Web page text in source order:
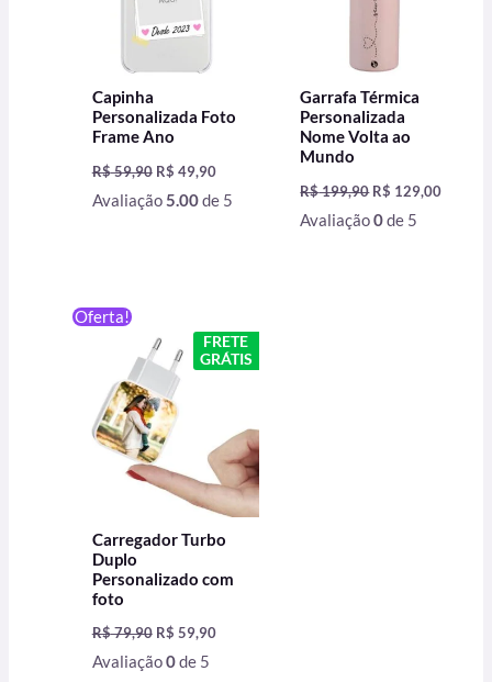
Capinha
Personalizada Foto
Frame Ano
R$59,90 R$ 49,90
Avaliação5.00de 5
Garrafa Térmica
Personalizada
Nome Volta ao
Mundo
R$199,90 R$ 129,00
Avaliação0de 5
Oferta!
FRETE
GRÁTIS
Carregador Turbo
Duplo
Personalizado com
foto
R$79,90
original
era:
R$ 79,90.
R$ 59,90
preço
atual
é:
Avaliação0de 5